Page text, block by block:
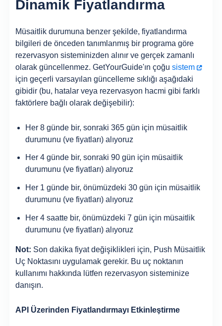
Dinamik Fiyatlandırma
Müsaitlik durumuna benzer şekilde, fiyatlandırma
bilgileri de önceden tanımlanmış bir programa göre
rezervasyon sisteminizden alınır ve gerçek zamanlı
olarak güncellenmez. GetYourGuide'ın çoğusistem
için geçerli varsayılan güncelleme sıklığı aşağıdaki
gibidir (bu, hatalar veya rezervasyon hacmi gibi farklı
faktörlere bağlı olarak değişebilir):
Her 8 günde bir, sonraki 365 gün için müsaitlik
durumunu (ve fiyatları) alıyoruz
Her 4 günde bir, sonraki 90 gün için müsaitlik
durumunu (ve fiyatları) alıyoruz
Her 1 günde bir, önümüzdeki 30 gün için müsaitlik
durumunu (ve fiyatları) alıyoruz
Her 4 saatte bir, önümüzdeki 7 gün için müsaitlik
durumunu (ve fiyatları) alıyoruz
Not: Son dakika fiyat değişiklikleri için, Push Müsaitlik
Uç Noktasını uygulamak gerekir. Bu uç noktanın
kullanımı hakkında lütfen rezervasyon sisteminize
danışın.
API Üzerinden Fiyatlandırmayı Etkinleştirme